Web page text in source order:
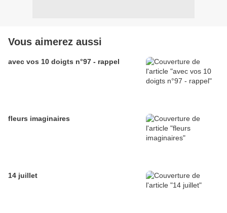
Vous aimerez aussi
avec vos 10 doigts n°97 - rappel
fleurs imaginaires
14 juillet